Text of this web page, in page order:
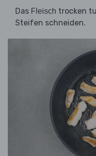
Das Fleisch trocken
Steifen schneiden.